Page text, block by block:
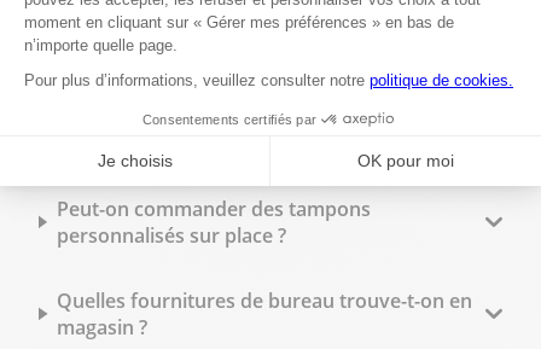
Peut-on faire imprimer des flyers à Bureau
Vallée dans le département Gard ?
Quels types de reliure sont disponibles en
Peut-on commander des tampons
personnalisés sur place ?
Quelles fournitures de bureau trouve-t-on en
magasin ?